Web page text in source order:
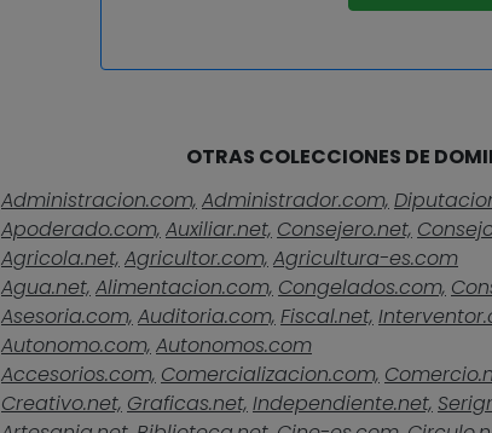
OTRAS COLECCIONES DE
Administracion.com, Administrador.com,
Apoderado.com, Auxiliar.net, Consejero.net,
Agricola.net, Agricultor.com, Agricultura-es.com
Agua.net, Alimentacion.com, Congelados.com,
Asesoria.com, Auditoria.com, Fiscal.net,
Autonomo.com, Autonomos.com
Accesorios.com, Comercializacion.com,
Creativo.net, Graficas.net, Independiente.net,